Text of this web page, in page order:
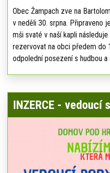
Obec Žampach zve na
v neděli 30. srpna. Připraveno
mši svaté v naší kapli
rezervovat na obci předem do
odpolední posezení s hudbou
INZERCE - vedoucí